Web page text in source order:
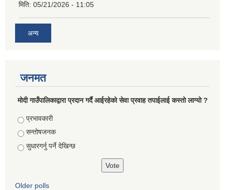
मिति: 05/21/2026 - 11:05
अन्य
जनमत
मोदी गाउँपालिकाद्वारा प्रदान गर्दै आईरहेको सेवा प्रवाह तपाईलाई कस्तो लाग्यो ?
Choices
प्रभावकारी
सन्तोषजनक
सुधारगर्नु पर्ने देखिन्छ
Older polls